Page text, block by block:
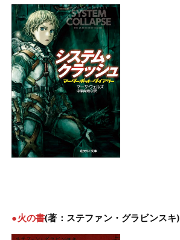
●火の書(著：ステファン・グラビンスキ)